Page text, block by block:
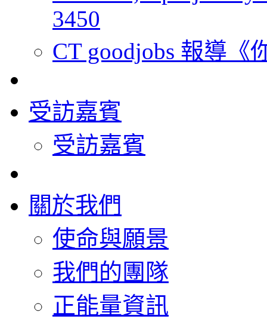
3450
CT goodjobs 報導《
受訪嘉賓
受訪嘉賓
關於我們
使命與願景
我們的團隊
正能量資訊